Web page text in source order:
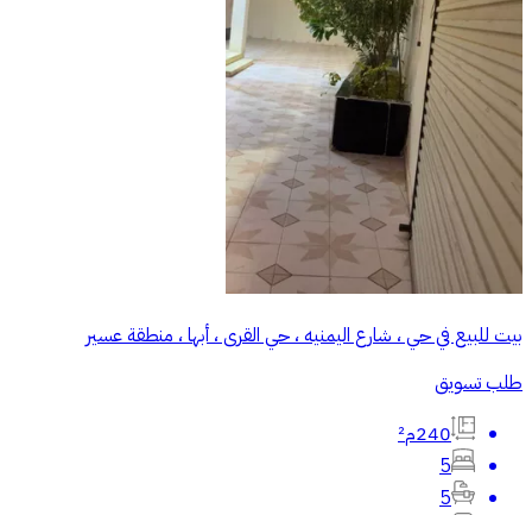
بيت للبيع في حي ، شارع اليمنيه ، حي القرى ، أبها ، منطقة عسير
طلب تسويق
240م²
5
5